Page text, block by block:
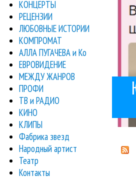
КОНЦЕРТЫ
РЕЦЕНЗИИ
ЛЮБОВНЫЕ ИСТОРИИ
КОМПРОМАТ
АЛЛА ПУГАЧЕВА и Ко
ЕВРОВИДЕНИЕ
МЕЖДУ ЖАНРОВ
ПРОФИ
ТВ и РАДИО
КИНО
КЛИПЫ
Фабрика звезд
Народный артист
Театр
Контакты